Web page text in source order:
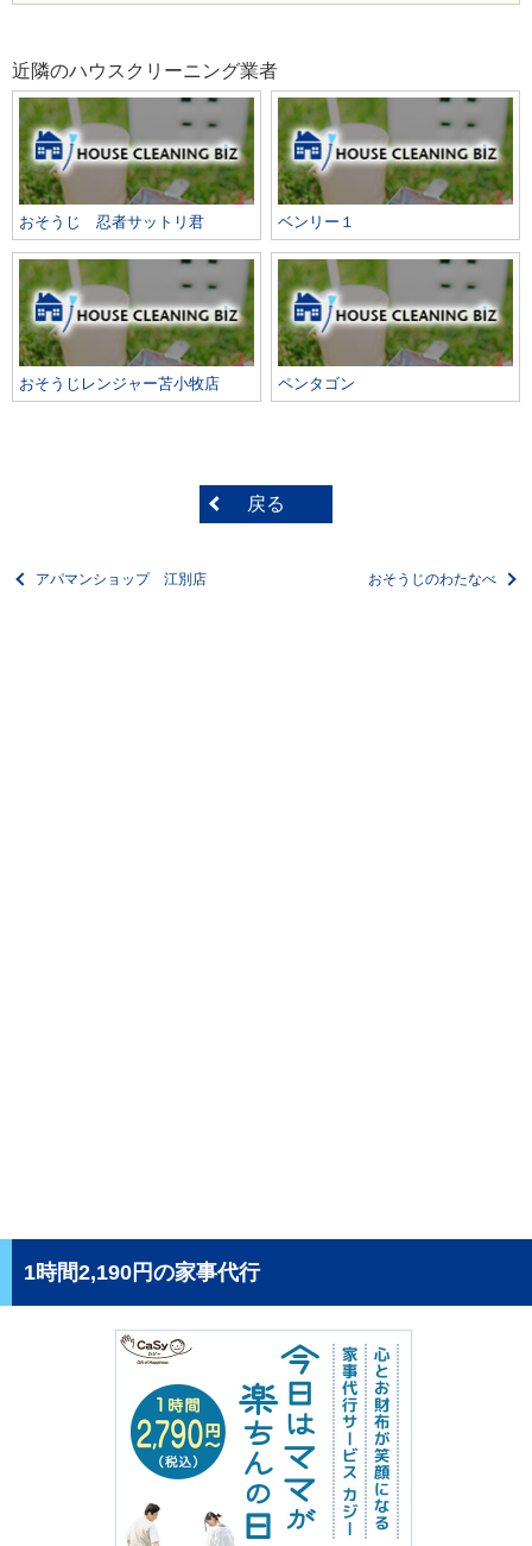
近隣のハウスクリーニング業者
おそうじ 忍者サットリ君 ベンリー１
おそうじレンジャー苫小牧店 ペンタゴン
戻る
アパマンショップ 江別店 おそうじのわたなべ
1時間2,190円の家事代行